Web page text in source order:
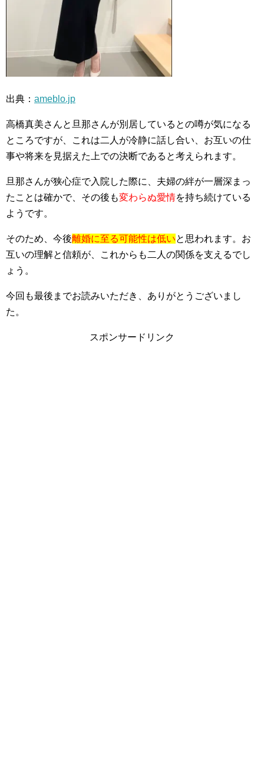
出典： ameblo.jp
高橋真美さんと旦那さんが別居しているとの噂が気になる
ところですが、これは二人が冷静に話し合い、お互いの仕
事や将来を見据えた上での決断であると考えられます。
旦那さんが狭心症で入院した際に、夫婦の絆が一層深まっ
たことは確かで、その後も変わらぬ愛情を持ち続けている
ようです。
そのため、今後離婚に至る可能性は低いと思われます。お
互いの理解と信頼が、これからも二人の関係を支えるでし
ょう。
今回も最後までお読みいただき、ありがとうございまし
た。
スポンサードリンク